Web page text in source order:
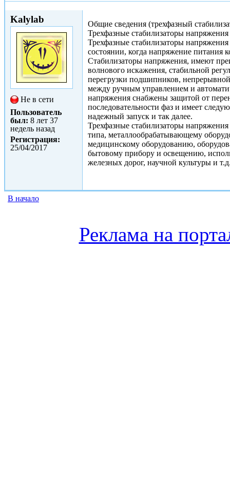
Kalylab
Не в сети
Пользователь
был: 8 лет 37
недель назад
Регистрация:
25/04/2017
Общие сведения (трехфазный
Трехфазные стабилизаторы
Трехфазные стабилизаторы
состоянии, когда напряжение питания
Стабилизаторы напряжения, имеют
волнового искажения, стабильной
перегрузки подшипников,
между ручным управлением и
напряжения снабжены защитой от
последовательности фаз и имеет
надежный запуск и так далее.
Трехфазные стабилизаторы
типа, металлообрабатывающему
медицинскому оборудованию,
бытовому прибору и освещению,
железных дорог, научной культуры и
В начало
Реклама на